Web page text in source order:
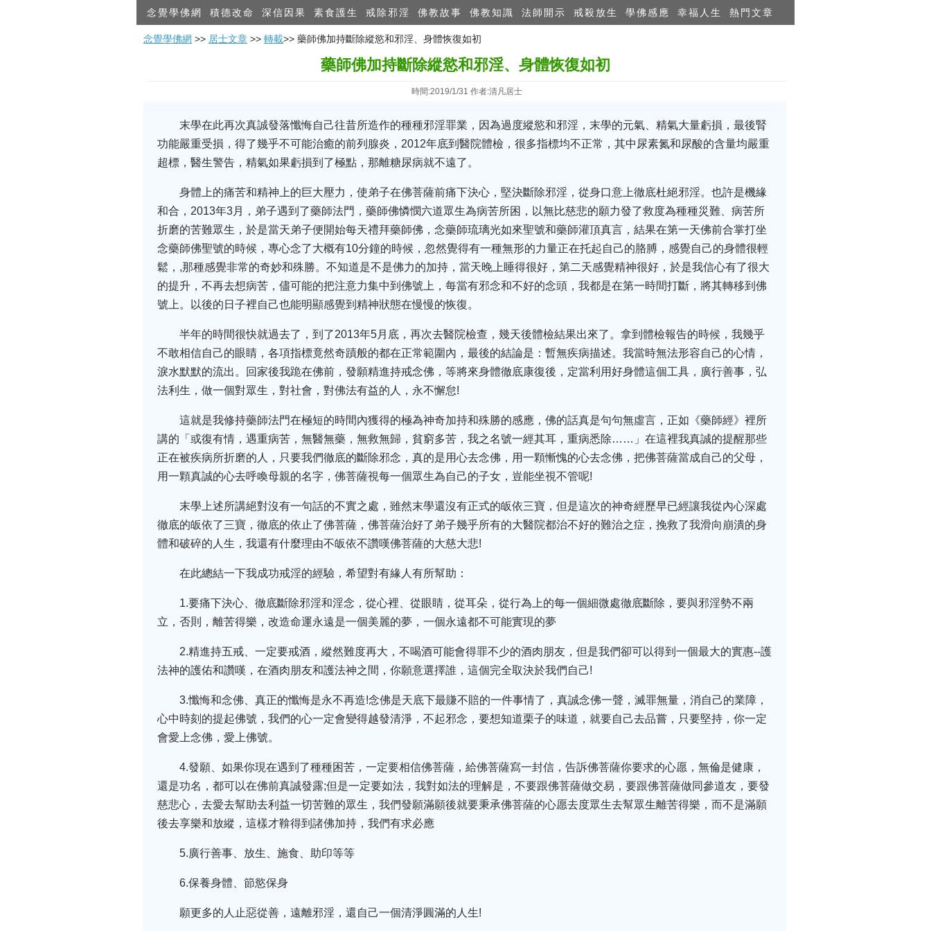
念覺學佛網 積德改命 深信因果 素食護生 戒除邪淫 佛教故事 佛教知識 法師開示 戒殺放生 學佛感應 幸福人生 熱門文章
念覺學佛網 >> 居士文章 >> 轉載>> 藥師佛加持斷除縱慾和邪淫、身體恢復如初
藥師佛加持斷除縱慾和邪淫、身體恢復如初
時間:2019/1/31 作者:清凡居士
末學在此再次真誠發落懺悔自己往昔所造作的種種邪淫罪業，因為過度縱慾和邪淫，末學的元氣、精氣大量虧損，最後腎
功能嚴重受損，得了幾乎不可能治癒的前列腺炎，2012年底到醫院體檢，很多指標均不正常，其中尿素氮和尿酸的含量均嚴重
超標，醫生警告，精氣如果虧損到了極點，那離糖尿病就不遠了。
身體上的痛苦和精神上的巨大壓力，使弟子在佛菩薩前痛下決心，堅決斷除邪淫，從身口意上徹底杜絕邪淫。也許是機緣
和合，2013年3月，弟子遇到了藥師法門，藥師佛憐憫六道眾生為病苦所困，以無比慈悲的願力發了救度為種種災難、病苦所
折磨的苦難眾生，於是當天弟子便開始每天禮拜藥師佛，念藥師琉璃光如來聖號和藥師灌頂真言，結果在第一天佛前合掌打坐
念藥師佛聖號的時候，專心念了大概有10分鐘的時候，忽然覺得有一種無形的力量正在托起自己的胳膊，感覺自己的身體很輕
鬆，,那種感覺非常的奇妙和殊勝。不知道是不是佛力的加持，當天晚上睡得很好，第二天感覺精神很好，於是我信心有了很大
的提升，不再去想病苦，儘可能的把注意力集中到佛號上，每當有邪念和不好的念頭，我都是在第一時間打斷，將其轉移到佛
號上。以後的日子裡自己也能明顯感覺到精神狀態在慢慢的恢復。
半年的時間很快就過去了，到了2013年5月底，再次去醫院檢查，幾天後體檢結果出來了。拿到體檢報告的時候，我幾乎
不敢相信自己的眼睛，各項指標竟然奇蹟般的都在正常範圍內，最後的結論是：暫無疾病描述。我當時無法形容自己的心情，
淚水默默的流出。回家後我跪在佛前，發願精進持戒念佛，等將來身體徹底康復後，定當利用好身體這個工具，廣行善事，弘
法利生，做一個對眾生，對社會，對佛法有益的人，永不懈怠!
這就是我修持藥師法門在極短的時間內獲得的極為神奇加持和殊勝的感應，佛的話真是句句無虛言，正如《藥師經》裡所
講的「或復有情，遇重病苦，無醫無藥，無救無歸，貧窮多苦，我之名號一經其耳，重病悉除……」在這裡我真誠的提醒那些
正在被疾病所折磨的人，只要我們徹底的斷除邪念，真的是用心去念佛，用一顆慚愧的心去念佛，把佛菩薩當成自己的父母，
用一顆真誠的心去呼喚母親的名字，佛菩薩視每一個眾生為自己的子女，豈能坐視不管呢!
末學上述所講絕對沒有一句話的不實之處，雖然末學還沒有正式的皈依三寶，但是這次的神奇經歷早已經讓我從內心深處
徹底的皈依了三寶，徹底的依止了佛菩薩，佛菩薩治好了弟子幾乎所有的大醫院都治不好的難治之症，挽救了我滑向崩潰的身
體和破碎的人生，我還有什麼理由不皈依不讚嘆佛菩薩的大慈大悲!
在此總結一下我成功戒淫的經驗，希望對有緣人有所幫助：
1.要痛下決心、徹底斷除邪淫和淫念，從心裡、從眼睛，從耳朵，從行為上的每一個細微處徹底斷除，要與邪淫勢不兩
立，否則，離苦得樂，改造命運永遠是一個美麗的夢，一個永遠都不可能實現的夢
2.精進持五戒、一定要戒酒，縱然難度再大，不喝酒可能會得罪不少的酒肉朋友，但是我們卻可以得到一個最大的實惠--護
法神的護佑和讚嘆，在酒肉朋友和護法神之間，你願意選擇誰，這個完全取決於我們自己!
3.懺悔和念佛、真正的懺悔是永不再造!念佛是天底下最賺不賠的一件事情了，真誠念佛一聲，滅罪無量，消自己的業障，
心中時刻的提起佛號，我們的心一定會變得越發清淨，不起邪念，要想知道栗子的味道，就要自己去品嘗，只要堅持，你一定
會愛上念佛，愛上佛號。
4.發願、如果你現在遇到了種種困苦，一定要相信佛菩薩，給佛菩薩寫一封信，告訴佛菩薩你要求的心愿，無倫是健康，
還是功名，都可以在佛前真誠發露;但是一定要如法，我對如法的理解是，不要跟佛菩薩做交易，要跟佛菩薩做同參道友，要發
慈悲心，去愛去幫助去利益一切苦難的眾生，我們發願滿願後就要秉承佛菩薩的心愿去度眾生去幫眾生離苦得樂，而不是滿願
後去享樂和放縱，這樣才鞥得到諸佛加持，我們有求必應
5.廣行善事、放生、施食、助印等等
6.保養身體、節慾保身
願更多的人止惡從善，遠離邪淫，還自己一個清淨圓滿的人生!